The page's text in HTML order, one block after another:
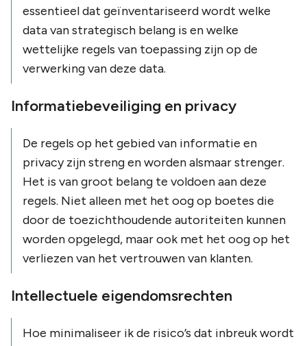
essentieel dat geïnventariseerd wordt welke
data van strategisch belang is en welke
wettelijke regels van toepassing zijn op de
verwerking van deze data.
Informatiebeveiliging en privacy
De regels op het gebied van informatie en
privacy zijn streng en worden alsmaar strenger.
Het is van groot belang te voldoen aan deze
regels. Niet alleen met het oog op boetes die
door de toezichthoudende autoriteiten kunnen
worden opgelegd, maar ook met het oog op het
verliezen van het vertrouwen van klanten.
Intellectuele eigendomsrechten
Hoe minimaliseer ik de risico’s dat inbreuk wordt